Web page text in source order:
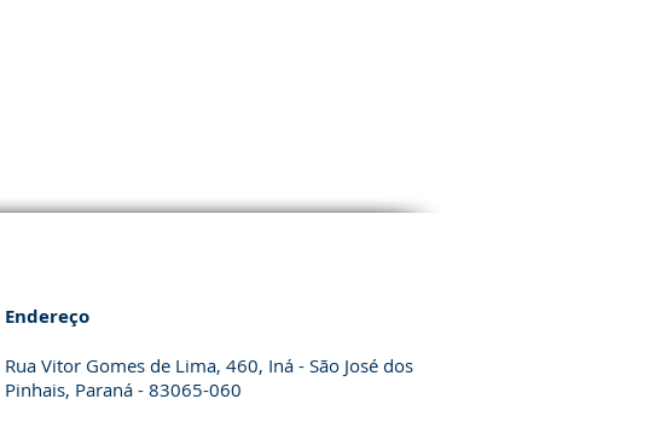
Endereço
Rua Vitor Gomes de Lima, 460, Iná - São José dos
Pinhais, Paraná - 83065-060